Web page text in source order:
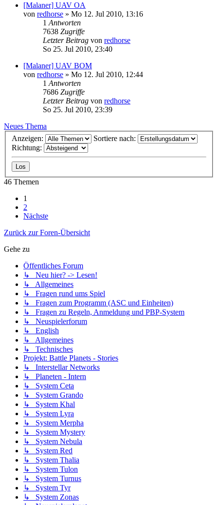
[Malaner] UAV OA
von redhorse » Mo 12. Jul 2010, 13:16
1 Antworten
7638 Zugriffe
Letzter Beitrag von redhorse
So 25. Jul 2010, 23:40
[Malaner] UAV BOM
von redhorse » Mo 12. Jul 2010, 12:44
1 Antworten
7686 Zugriffe
Letzter Beitrag von redhorse
So 25. Jul 2010, 23:39
Neues Thema
Anzeigen:
Sortiere nach:
Richtung:
46 Themen
1
2
Nächste
Zurück zur Foren-Übersicht
Gehe zu
Öffentliches Forum
↳ Neu hier? -> Lesen!
↳ Allgemeines
↳ Fragen rund ums Spiel
↳ Fragen zum Programm (ASC und Einheiten)
↳ Fragen zu Regeln, Anmeldung und PBP-System
↳ Neuspielerforum
↳ English
↳ Allgemeines
↳ Technisches
Projekt: Battle Planets - Stories
↳ Interstellar Networks
↳ Planeten - Intern
↳ System Ceta
↳ System Grando
↳ System Khal
↳ System Lyra
↳ System Merpha
↳ System Mystery
↳ System Nebula
↳ System Red
↳ System Thalia
↳ System Tulon
↳ System Turnus
↳ System Tyr
↳ System Zonas